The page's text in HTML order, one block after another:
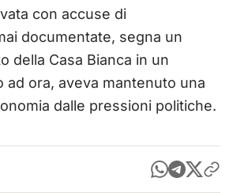
con accuse di
documentate, segna un
della Casa Bianca in un
ad ora, aveva mantenuto una
dalle pressioni politiche.